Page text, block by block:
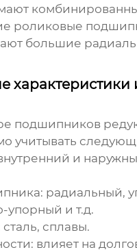
роликовые
большие
характеристики
подшипников
учитывать
и
радиальный,
упорный и т.д.
сплавы.
влияет на